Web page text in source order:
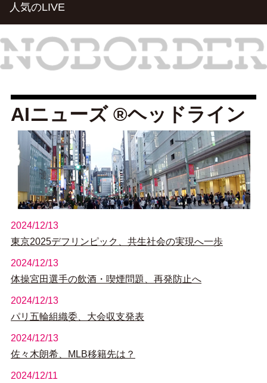
人気のLIVE
AIニューズ ®ヘッドライン
2024/12/13
東京2025デフリンピック、共生社会の実現へ一歩
2024/12/13
体操宮田選手の飲酒・喫煙問題、再発防止へ
2024/12/13
パリ五輪組織委、大会収支発表
2024/12/13
佐々木朗希、MLB移籍先は？
2024/12/11